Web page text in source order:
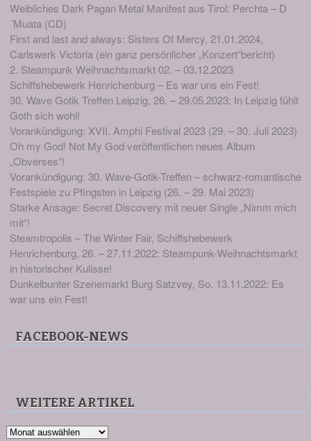
Weibliches Dark Pagan Metal Manifest aus Tirol: Perchta – D
´Muata (CD)
First and last and always: Sisters Of Mercy, 21.01.2024,
Carlswerk Victoria (ein ganz persönlicher „Konzert“bericht)
2. Steampunk Weihnachtsmarkt 02. – 03.12.2023
Schiffshebewerk Henrichenburg – Es war uns ein Fest!
30. Wave Gotik Treffen Leipzig, 26. – 29.05.2023: In Leipzig fühlt
Goth sich wohl!
Vorankündigung: XVII. Amphi Festival 2023 (29. – 30. Juli 2023)
Oh my God! Not My God veröffentlichen neues Album
„Obverses“!
Vorankündigung: 30. Wave-Gotik-Treffen – schwarz-romantische
Festspiele zu Pfingsten in Leipzig (26. – 29. Mai 2023)
Starke Ansage: Secret Discovery mit neuer Single „Nimm mich
mit“!
Steamtropolis – The Winter Fair, Schiffshebewerk
Henrichenburg, 26. – 27.11.2022: Steampunk-Weihnachtsmarkt
in historischer Kulisse!
Dunkelbunter Szenemarkt Burg Satzvey, So. 13.11.2022: Es
war uns ein Fest!
FACEBOOK-NEWS
WEITERE ARTIKEL
Weitere